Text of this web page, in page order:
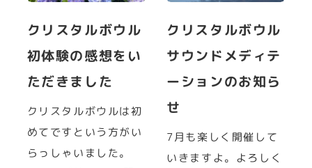
クリスタルボウル
初体験の感想をい
ただきました
クリスタルボウルは初
めてですという方がい
らっしゃいました。
クリスタルボウル
サウンドメディテ
ーションのお知ら
せ
7月も楽しく開催して
いきますよ。よろしく